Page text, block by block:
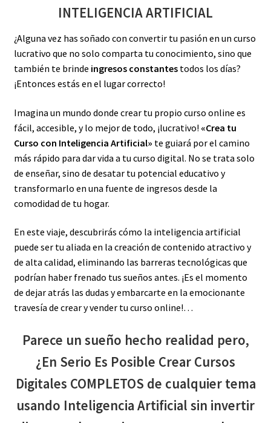
INTELIGENCIA ARTIFICIAL
¿Alguna vez has soñado con convertir tu pasión en un curso
lucrativo que no solo comparta tu conocimiento, sino que
también te brinde ingresos constantestodos los días?
¡Entonces estás en el lugar correcto!
Imagina un mundo donde crear tu propio curso online es
fácil, accesible, y lo mejor de todo, ¡lucrativo! «Crea tu
Curso con Inteligencia Artificial» te guiará por el camino
más rápido para dar vida a tu curso digital. No se trata solo
de enseñar, sino de desatar tu potencial educativo y
transformarlo en una fuente de ingresos desde la
comodidad de tu hogar.
En este viaje, descubrirás cómo la inteligencia artificial
puede ser tu aliada en la creación de contenido atractivo y
de alta calidad, eliminando las barreras tecnológicas que
podrían haber frenado tus sueños antes. ¡Es el momento
de dejar atrás las dudas y embarcarte en la emocionante
travesía de crear y vender tu curso online!…
Parece un sueño hecho realidad pero,
¿En Serio Es Posible Crear Cursos
Digitales COMPLETOS de cualquier tema
usando Inteligencia Artificial sin invertir